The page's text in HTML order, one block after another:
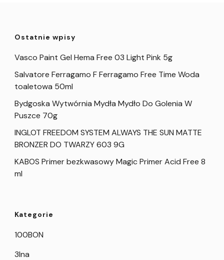
Ostatnie wpisy
Vasco Paint Gel Hema Free 03 Light Pink 5g
Salvatore Ferragamo F Ferragamo Free Time Woda
toaletowa 50ml
Bydgoska Wytwórnia Mydła Mydło Do Golenia W
Puszce 70g
INGLOT FREEDOM SYSTEM ALWAYS THE SUN MATTE
BRONZER DO TWARZY 603 9G
KABOS Primer bezkwasowy Magic Primer Acid Free 8
ml
Kategorie
100BON
3Ina